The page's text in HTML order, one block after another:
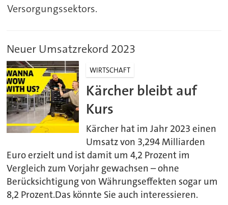
Versorgungssektors.
Neuer Umsatzrekord 2023
WIRTSCHAFT
Kärcher bleibt auf
Kurs
Kärcher hat im Jahr 2023 einen
Umsatz von 3,294 Milliarden
Euro erzielt und ist damit um 4,2 Prozent im
Vergleich zum Vorjahr gewachsen – ohne
Berücksichtigung von Währungseffekten sogar um
8,2 Prozent.Das könnte Sie auch interessieren.